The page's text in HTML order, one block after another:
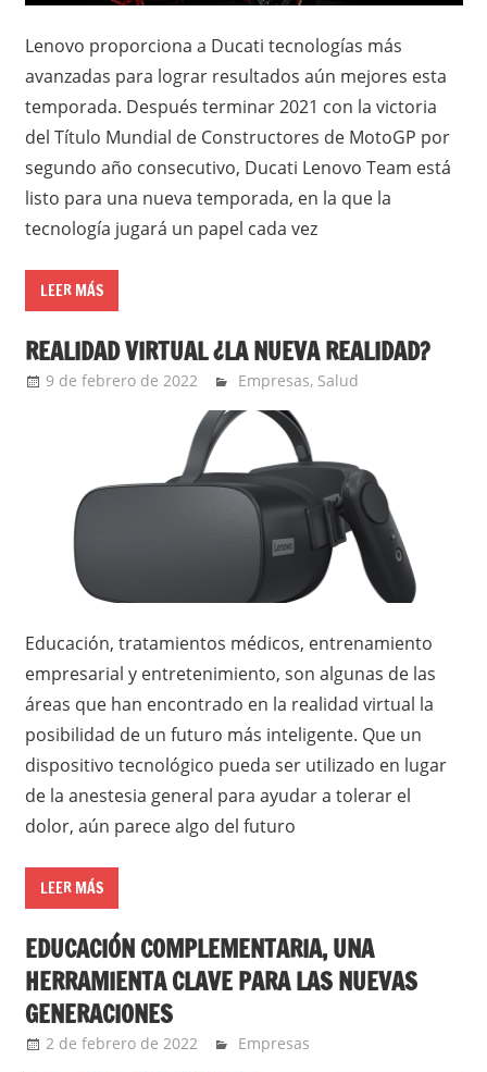
Lenovo proporciona a Ducati tecnologías más
avanzadas para lograr resultados aún mejores esta
temporada. Después terminar 2021 con la victoria
del Título Mundial de Constructores de MotoGP por
segundo año consecutivo, Ducati Lenovo Team está
listo para una nueva temporada, en la que la
tecnología jugará un papel cada vez
LEER MÁS
REALIDAD VIRTUAL ¿LA NUEVA REALIDAD?
9 de febrero de 2022 Ernesto Herrera
Empresas, Salud
Educación, tratamientos médicos, entrenamiento
empresarial y entretenimiento, son algunas de las
áreas que han encontrado en la realidad virtual la
posibilidad de un futuro más inteligente. Que un
dispositivo tecnológico pueda ser utilizado en lugar
de la anestesia general para ayudar a tolerar el
dolor, aún parece algo del futuro
LEER MÁS
EDUCACIÓN COMPLEMENTARIA, UNA
HERRAMIENTA CLAVE PARA LAS NUEVAS
GENERACIONES
2 de febrero de 2022 Ernesto Herrera
Empresas